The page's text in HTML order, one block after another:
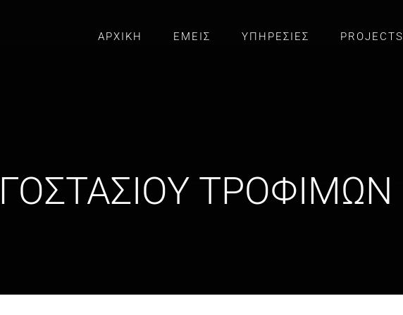
ΑΡΧΙΚΗ ΕΜΕΙΣ ΥΠΗΡΕΣΙΕΣ PROJECTS
ΤΡΟΦΙΜΩΝ